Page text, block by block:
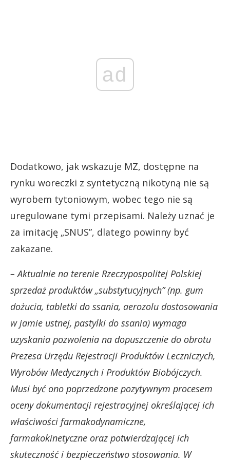
ad
Dodatkowo, jak wskazuje MZ, dostępne na
rynku woreczki z syntetyczną nikotyną nie są
wyrobem tytoniowym, wobec tego nie są
uregulowane tymi przepisami. Należy uznać je
za imitację „SNUS”, dlatego powinny być
zakazane.
– Aktualnie na terenie Rzeczypospolitej Polskiej
sprzedaż produktów „substytucyjnych” (np. gum
dożucia, tabletki do ssania, aerozolu dostosowania
w jamie ustnej, pastylki do ssania) wymaga
uzyskania pozwolenia na dopuszczenie do obrotu
Prezesa Urzędu Rejestracji Produktów Leczniczych,
Wyrobów Medycznych i Produktów Biobójczych.
Musi być ono poprzedzone pozytywnym procesem
oceny dokumentacji rejestracyjnej określającej ich
właściwości farmakodynamiczne,
farmakokinetyczne oraz potwierdzającej ich
skuteczność i bezpieczeństwo stosowania. W